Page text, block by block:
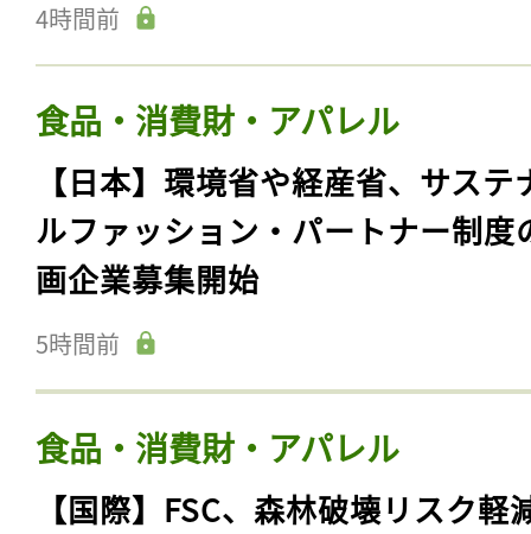
4時間前
食品・消費財・アパレル
【日本】環境省や経産省、サステ
ルファッション・パートナー制度
画企業募集開始
5時間前
食品・消費財・アパレル
【国際】FSC、森林破壊リスク軽